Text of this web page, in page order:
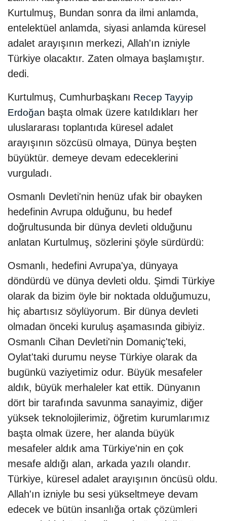
Kurtulmuş, Bundan sonra da ilmi anlamda,
entelektüel anlamda, siyasi anlamda küresel
adalet arayışının merkezi, Allah'ın izniyle
Türkiye olacaktır. Zaten olmaya başlamıştır.
dedi.
Kurtulmuş, Cumhurbaşkanı Recep Tayyip
Erdoğan başta olmak üzere katıldıkları her
uluslararası toplantıda küresel adalet
arayışının sözcüsü olmaya, Dünya beşten
büyüktür. demeye devam edeceklerini
vurguladı.
Osmanlı Devleti'nin henüz ufak bir obayken
hedefinin Avrupa olduğunu, bu hedef
doğrultusunda bir dünya devleti olduğunu
anlatan Kurtulmuş, sözlerini şöyle sürdürdü:
Osmanlı, hedefini Avrupa'ya, dünyaya
döndürdü ve dünya devleti oldu. Şimdi Türkiye
olarak da bizim öyle bir noktada olduğumuzu,
hiç abartısız söylüyorum. Bir dünya devleti
olmadan önceki kuruluş aşamasında gibiyiz.
Osmanlı Cihan Devleti'nin Domaniç'teki,
Oylat'taki durumu neyse Türkiye olarak da
bugünkü vaziyetimiz odur. Büyük mesafeler
aldık, büyük merhaleler kat ettik. Dünyanın
dört bir tarafında savunma sanayimiz, diğer
yüksek teknolojilerimiz, öğretim kurumlarımız
başta olmak üzere, her alanda büyük
mesafeler aldık ama Türkiye'nin en çok
mesafe aldığı alan, arkada yazılı olandır.
Türkiye, küresel adalet arayışının öncüsü oldu.
Allah'ın izniyle bu sesi yükseltmeye devam
edecek ve bütün insanlığa ortak çözümleri